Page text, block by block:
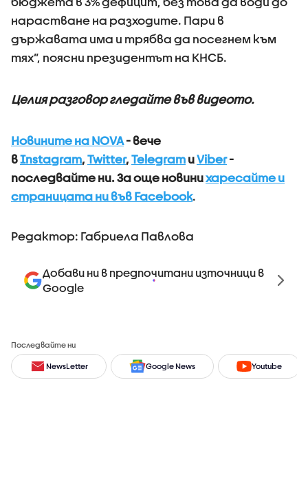
нарастване на разходите. Пари в
държавата има и трябва да посегнем към
тях”, поясни президентът на КНСБ.
Целия разговор гледайте във видеото.
Новините на NOVA- вече
вInstagram, Twitter, Telegram иViber-
последвайте ни.За още новинихаресайте и
страницата ни във Facebook.
Редактор: Габриела Павлова
Добави ни в предпочитани източници в
Google
Последвайте ни
NewsLetter Google News Youtube